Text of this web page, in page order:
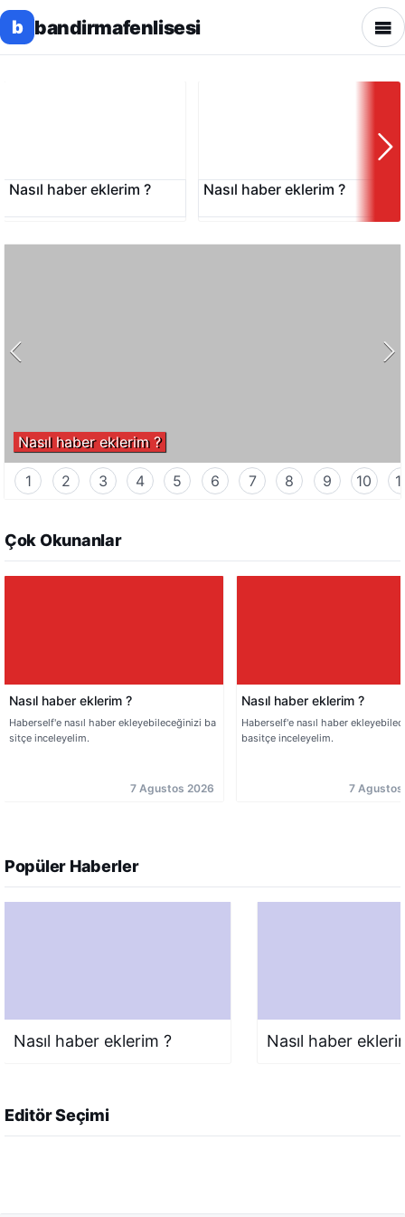
b bandirmafenlisesi
Nasıl haber eklerim ? Nasıl haber eklerim ?
Nasıl haber eklerim ?
Nasıl haber eklerim ?
1 2 3 4 5 6 7 8 9 10
Çok Okunanlar
Nasıl haber eklerim ?
Haberself'e nasıl haber ekleyebileceğinizi ba
sitçe inceleyelim.
7 Agustos 2026
Nasıl haber eklerim ?
Haberself'e nasıl haber
basitçe inceleyelim.
7
Popüler Haberler
Nasıl haber eklerim ? Nasıl haber
Editör Seçimi